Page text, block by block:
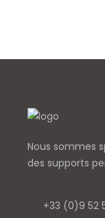
Nous sommes
des supports
+33 (0)9 52